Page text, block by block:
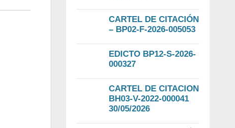
CARTEL DE CITACIÓN
– BP02-F-2026-005053
EDICTO BP12-S-2026-
000327
CARTEL DE CITACION
BH03-V-2022-000041
30/05/2026